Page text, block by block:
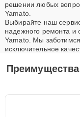
решении любых
Yamato.
Выбирайте наш
надежного ремонта и
Yamato. Мы
исключительное